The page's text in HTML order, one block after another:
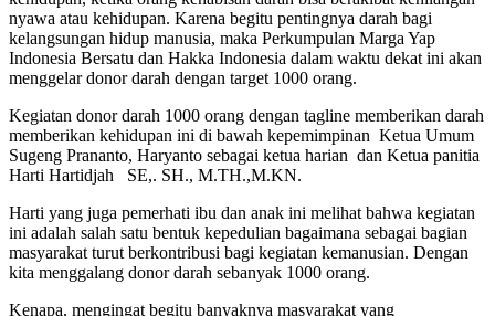
nyawa atau kehidupan. Karena begitu pentingnya darah bagi
kelangsungan hidup manusia, maka Perkumpulan Marga Yap
Indonesia Bersatu dan Hakka Indonesia dalam waktu dekat ini akan
menggelar donor darah dengan target 1000 orang.
Kegiatan donor darah 1000 orang dengan tagline memberikan darah
memberikan kehidupan ini di bawah kepemimpinan Ketua Umum
Sugeng Prananto, Haryanto sebagai ketua harian dan Ketua panitia
Harti Hartidjah SE,. SH., M.TH.,M.KN.
Harti yang juga pemerhati ibu dan anak ini melihat bahwa kegiatan
ini adalah salah satu bentuk kepedulian bagaimana sebagai bagian
masyarakat turut berkontribusi bagi kegiatan kemanusian. Dengan
kita menggalang donor darah sebanyak 1000 orang.
Kenapa, mengingat begitu banyaknya masyarakat yang